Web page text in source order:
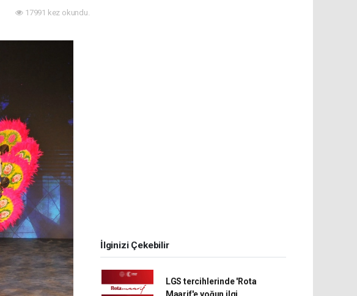
17991 kez okundu.
İlginizi Çekebilir
LGS tercihlerinde 'Rota
Maarif'e yoğun ilgi